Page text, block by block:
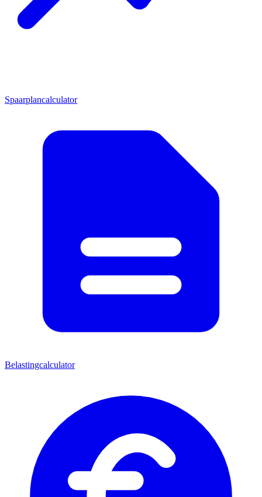
Spaarplancalculator
Belastingcalculator